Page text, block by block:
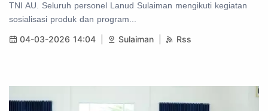
TNI AU. Seluruh personel Lanud Sulaiman mengikuti kegiatan
sosialisasi produk dan program...
04-03-2026 14:04 Sulaiman Rss